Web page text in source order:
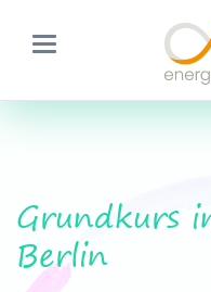
Grundkurs
Berlin